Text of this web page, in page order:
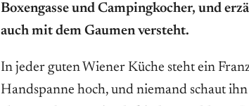
Boxengasse und Campingkocher, und
auch mit dem Gaumen versteht.
In jeder guten Wiener Küche steht ein
Handspanne hoch, und niemand schaut